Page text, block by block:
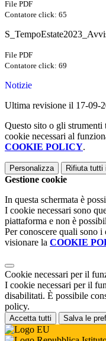
File PDF
Contatore click: 65
File PDF
Contatore click: 69
Notizie
Ultima revisione il 17-09-
Questo sito o gli
cookie necessari al
COOKIE POLICY.
Personalizza Rifiuta tutti
Gestione cookie
In questa schermata è
I cookie necessari sono
piattaforma e non è
Per conoscere quali sono
visionare la COOKIE
Cookie necessari per il
I cookie necessari per il
disabilitati. È possibile
policy.
Accetta tutti Salva le